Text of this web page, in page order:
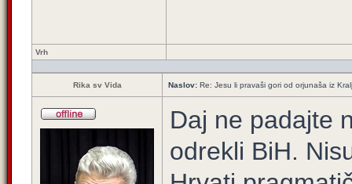
Vrh
Rika sv Vida Naslov: Re: Jesu li pravaši gori od orjunaša iz
Daj ne padajte
odrekli BiH.